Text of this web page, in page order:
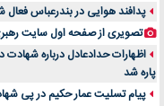
پدافند هوایی در بندرعباس فعال
تصویری از صفحه اول سایت
اظهارات حدادعادل درباره
پاره شد
پیام تسلیت عمار حکیم در پی